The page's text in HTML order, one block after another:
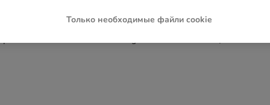
has occurred while loading
Только необходимые файли cookie